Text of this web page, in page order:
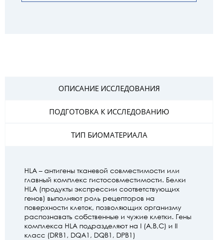
ОПИСАНИЕ ИССЛЕДОВАНИЯ
ПОДГОТОВКА К ИССЛЕДОВАНИЮ
ТИП БИОМАТЕРИАЛА
HLA – антигены тканевой совместимости или
главный комплекс гистосовместимости. Белки
HLA (продукты экспрессии соответствующих
генов) выполняют роль рецепторов на
поверхности клеток, позволяющих организму
распознавать собственные и чужие клетки. Гены
комплекса HLA подразделяют на I (A,B,C) и II
класс (DRB1, DQA1, DQB1, DPB1)